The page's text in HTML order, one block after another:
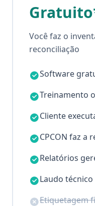
Você faz o
reconciliação
Software
Treinamento
Cliente
CPCON faz a
Relatórios
Laudo
Etiquetagem